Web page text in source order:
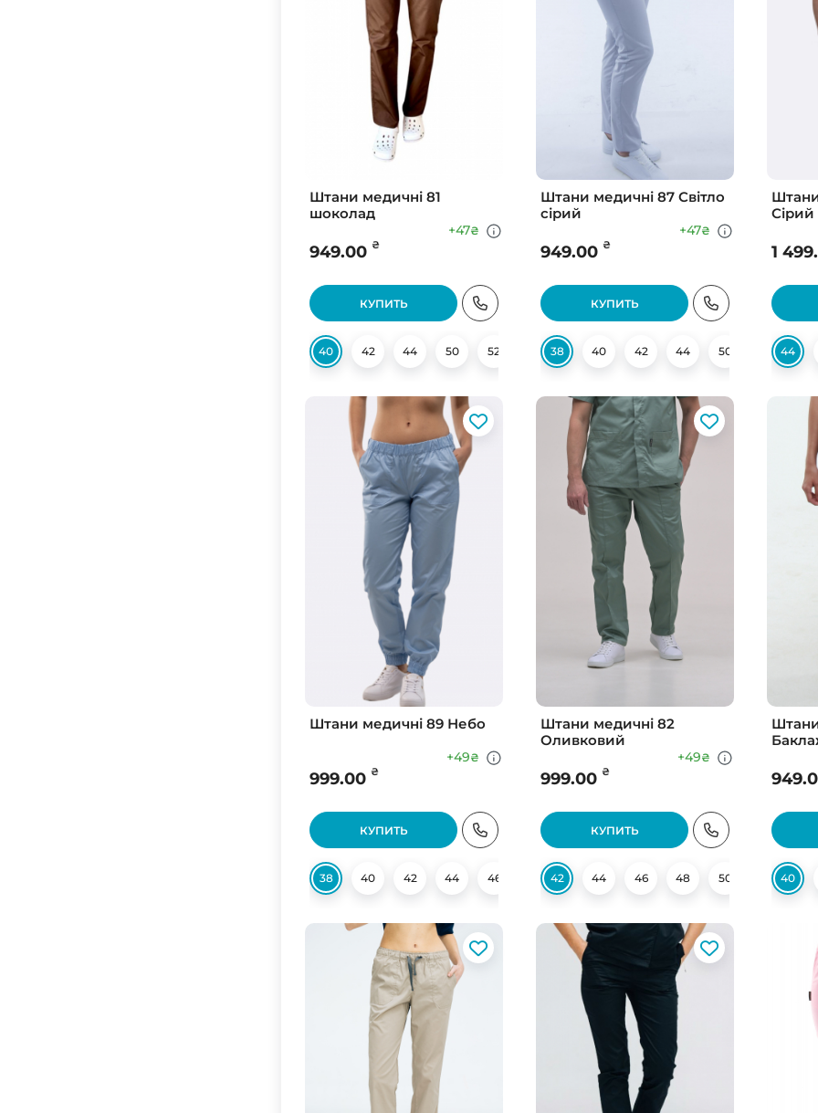
Штани медичні 81
шоколад
949.00 ₴
+47₴
КУПИТЬ
40 42 44 50 52
Штани медичні 87 Світло
сірий
949.00 ₴
+47₴
КУПИТЬ
38 40 42 44 50 54 56
Сірий
1
44
Штани медичні 89 Небо
999.00 ₴
+49₴
КУПИТЬ
38 40 42 44 46 48 50 58
Штани медичні 82
Оливковий
999.00 ₴
+49₴
КУПИТЬ
42 44 46 48 50 52 54
40